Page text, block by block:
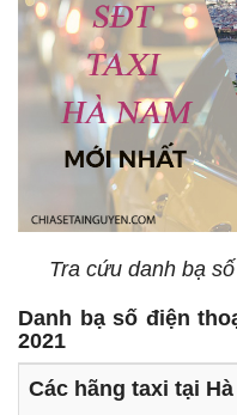
Tra cứu danh bạ
Danh bạ số điện
2021
Các hãng taxi tại Hà